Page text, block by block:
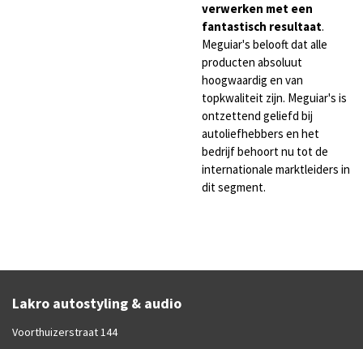
verwerken met een
fantastisch resultaat.
Meguiar's belooft dat alle
producten absoluut
hoogwaardig en van
topkwaliteit zijn. Meguiar's is
ontzettend geliefd bij
autoliefhebbers en het
bedrijf behoort nu tot de
internationale marktleiders in
dit segment.
Lakro autostyling & audio
Voorthuizerstraat 144